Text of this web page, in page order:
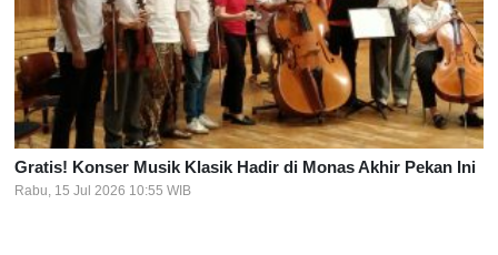
Gratis! Konser Musik Klasik Hadir di Monas Akhir Pekan Ini
Rabu, 15 Jul 2026 10:55 WIB